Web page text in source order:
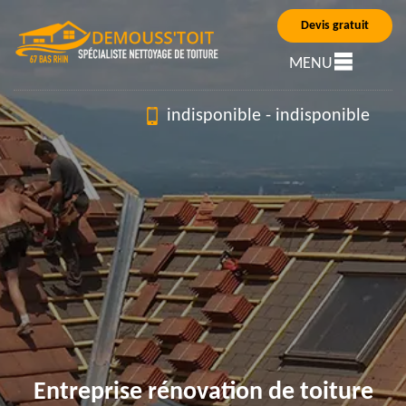
Devis gratuit
MENU
indisponible - indisponible
Entreprise rénovation de toiture